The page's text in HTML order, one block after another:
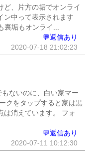
ど、片方の垢でオンライ
ン中って表示されます
垢もオンライ...
💬返信あり
2020-07-18 21:02:23
ないのに、白い家マー
クをタップすると家は黒
は消えています。 フォ
💬返信あり
2020-07-11 10:12:30